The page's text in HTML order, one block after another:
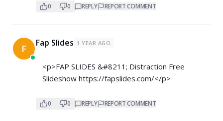
0 0 REPLY REPORT COMMENT
F Fap Slides 1 YEAR AGO
<p>FAP SLIDES &#8211; Distraction Free
Slideshow https://fapslides.com/</p>
0 0 REPLY REPORT COMMENT